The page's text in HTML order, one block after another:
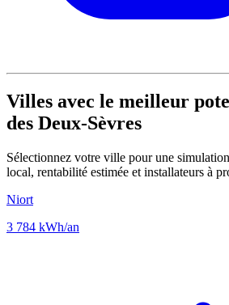
Villes avec le meilleur
des Deux-Sèvres
Sélectionnez votre ville pour une
local, rentabilité estimée et installateurs à
Niort
3 784 kWh/an